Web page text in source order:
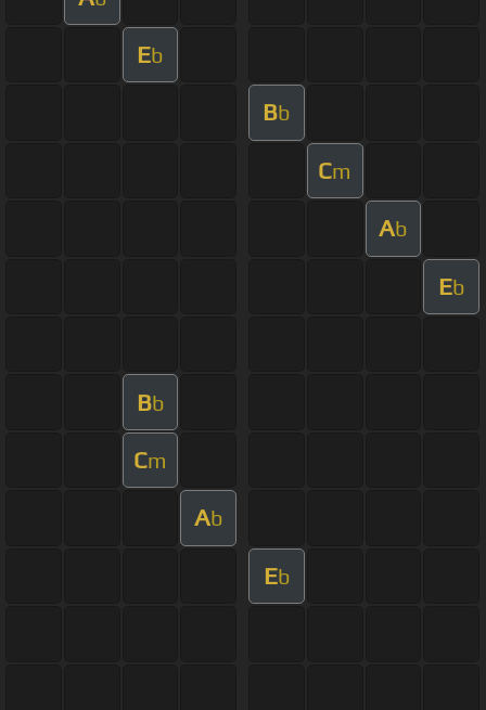
Eb
Bb
Cm
Ab
Eb
Bb
Cm
Ab
Eb